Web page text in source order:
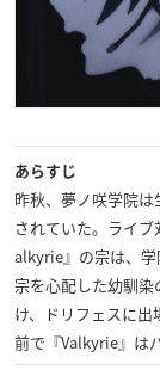
あらすじ
昨秋、夢ノ咲学院
されていた。ライ
alkyrie』の宗は、学
宗を心配した幼馴
け、ドリフェスに
前で『Valkyrie』は